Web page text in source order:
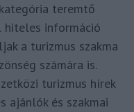
teremtő
hiteles információ
a turizmus szakma
számára is.
turizmus hírek
ajánlók és szakmai